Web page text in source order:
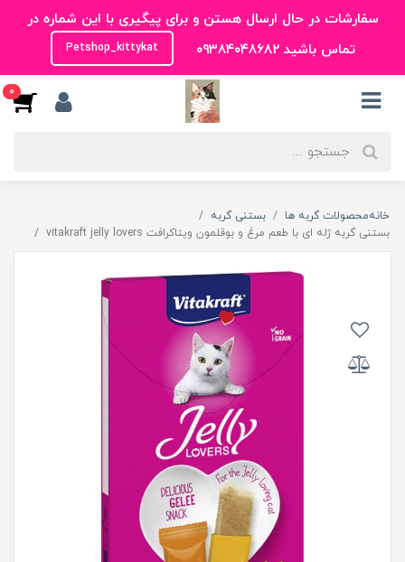
سفارشات در حال ارسال هستن و برای پیگیری با این شماره در
تماس باشید ۰۹۳۸۴۰۴۸۶۸۲
Petshop_kittykat
0
خانهمحصولات گربه ها
بستنی گربه
بستنی گربه ژله ای با طعم مرغ و بوقلمون ویتاکرافت vitakraft jelly lovers